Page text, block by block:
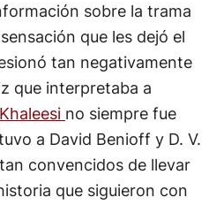
sobre la trama
que les dejó el
tan negativamente
que interpretaba a
Khaleesi no siempre fue
a David Benioff y D. V.
convencidos de llevar
que siguieron con